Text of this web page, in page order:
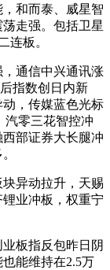
和而泰、威星智
走强。包括卫星
连板。
通信中兴通讯涨
指数创日内新
，传媒蓝色光标
汽零三花智控冲
部证券大长腿冲
异动拉升，天赐
业冲板，权重宁
板指反包昨日阴
能维持在2.5万